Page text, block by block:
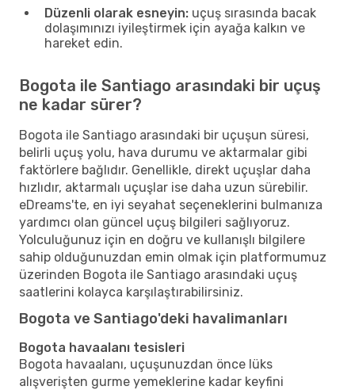
Düzenli olarak esneyin: uçuş sırasında bacak
dolaşımınızı iyileştirmek için ayağa kalkın ve
hareket edin.
Bogota ile Santiago arasındaki bir uçuş
ne kadar sürer?
Bogota ile Santiago arasındaki bir uçuşun süresi,
belirli uçuş yolu, hava durumu ve aktarmalar gibi
faktörlere bağlıdır. Genellikle, direkt uçuşlar daha
hızlıdır, aktarmalı uçuşlar ise daha uzun sürebilir.
eDreams'te, en iyi seyahat seçeneklerini bulmanıza
yardımcı olan güncel uçuş bilgileri sağlıyoruz.
Yolculuğunuz için en doğru ve kullanışlı bilgilere
sahip olduğunuzdan emin olmak için platformumuz
üzerinden Bogota ile Santiago arasındaki uçuş
saatlerini kolayca karşılaştırabilirsiniz.
Bogota ve Santiago'deki havalimanları
Bogota havaalanı tesisleri
Bogota havaalanı, uçuşunuzdan önce lüks
alışverişten gurme yemeklerine kadar keyfini